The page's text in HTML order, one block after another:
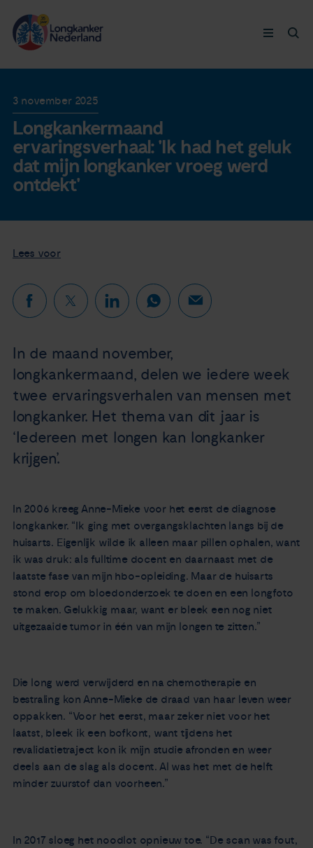
Doneer nu
Agenda
Over ons
Zorgverleners
Longkanker
Leven met
Ervaringen
Thymuskankers
Steun ons
3 november 2025
Longkankermaand
ervaringsverhaal: 'Ik had het geluk
dat mijn longkanker vroeg werd
ontdekt'
Lees voor
In de maand november,
longkankermaand, delen we iedere week
twee ervaringsverhalen van mensen met
longkanker. Het thema van dit jaar is
‘Iedereen met longen kan longkanker
krijgen’.
In 2006 kreeg Anne-Mieke voor het eerst de diagnose
longkanker. “Ik ging met overgangsklachten langs bij de
huisarts. Eigenlijk wilde ik alleen maar pillen ophalen, want
ik was druk: als fulltime docent en daarnaast met de
laatste fase van mijn hbo-opleiding. Maar de huisarts
stond erop om bloedonderzoek te doen en een longfoto
te maken. Gelukkig maar, want er bleek een nog niet
uitgezaaide tumor in één van mijn longen te zitten.”
Die long werd verwijderd en na chemotherapie en
bestraling kon Anne-Mieke de draad van haar leven weer
oppakken. “Voor het eerst, maar zeker niet voor het
laatst, bleek ik een bofkont, want tijdens het
revalidatietraject kon ik mijn studie afronden en weer
deels aan de slag als docent. Al was het met de helft
minder zuurstof dan voorheen.”
In 2017 sloeg het noodlot opnieuw toe. “De scan was fout,